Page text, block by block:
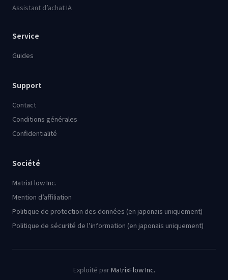
Assistant d’achat IA
Service
Guides
Support
Contact
Conditions générales
Confidentialité
Société
MatrixFlow Inc.
Mention d’affiliation
Politique de protection des données (en japonais uniquement)
Politique de sécurité de l’information (en japonais uniquement)
Exploité parMatrixFlow Inc.